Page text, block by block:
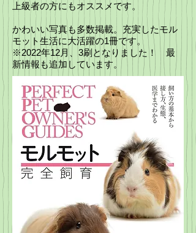
上級者の方にもオススメです。
かわいい写真も多数掲載。充実したモル
モット生活に大活躍の1冊です。
※2022年12月、3刷となりました！ 最
新情報も追加しています。